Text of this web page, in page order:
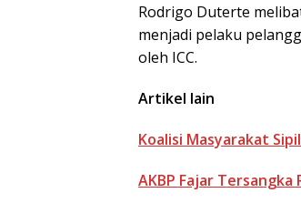
Rodrigo Duterte
menjadi pelaku
oleh ICC.
Artikel lain
Koalisi Masyarakat
AKBP Fajar Tersangka